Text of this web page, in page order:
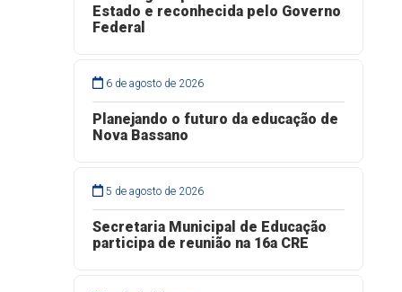
Estado e reconhecida pelo Governo
Federal
6 de agosto de 2026
Planejando o futuro da educação de
Nova Bassano
5 de agosto de 2026
Secretaria Municipal de Educação
participa de reunião na 16a CRE